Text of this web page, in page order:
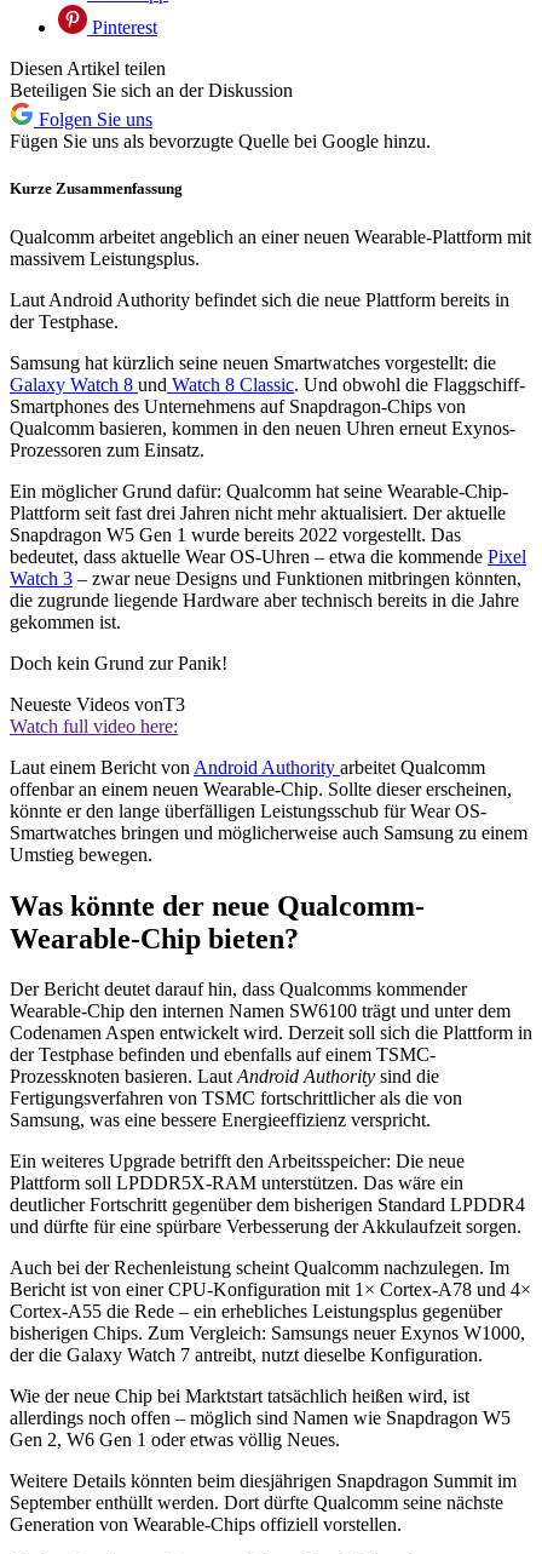
Pinterest
Diesen Artikel teilen
Beteiligen Sie sich an der Diskussion
Folgen Sie uns
Fügen Sie uns als bevorzugte Quelle bei Google hinzu.
Kurze Zusammenfassung
Qualcomm arbeitet angeblich an einer neuen Wearable-Plattform mit
massivem Leistungsplus.
Laut Android Authority befindet sich die neue Plattform bereits in
der Testphase.
Samsung hat kürzlich seine neuen Smartwatches vorgestellt: die
Galaxy Watch 8 und Watch 8 Classic. Und obwohl die Flaggschiff-
Smartphones des Unternehmens auf Snapdragon-Chips von
Qualcomm basieren, kommen in den neuen Uhren erneut Exynos-
Prozessoren zum Einsatz.
Ein möglicher Grund dafür: Qualcomm hat seine Wearable-Chip-
Plattform seit fast drei Jahren nicht mehr aktualisiert. Der aktuelle
Snapdragon W5 Gen 1 wurde bereits 2022 vorgestellt. Das
bedeutet, dass aktuelle Wear OS-Uhren – etwa die kommende Pixel
Watch 3 – zwar neue Designs und Funktionen mitbringen könnten,
die zugrunde liegende Hardware aber technisch bereits in die Jahre
gekommen ist.
Doch kein Grund zur Panik!
Neueste Videos vonT3
Watch full video here:
Laut einem Bericht von Android Authority arbeitet Qualcomm
offenbar an einem neuen Wearable-Chip. Sollte dieser erscheinen,
könnte er den lange überfälligen Leistungsschub für Wear OS-
Smartwatches bringen und möglicherweise auch Samsung zu einem
Umstieg bewegen.
Was könnte der neue Qualcomm-
Wearable-Chip bieten?
Der Bericht deutet darauf hin, dass Qualcomms kommender
Wearable-Chip den internen Namen SW6100 trägt und unter dem
Codenamen Aspen entwickelt wird. Derzeit soll sich die Plattform in
der Testphase befinden und ebenfalls auf einem TSMC-
Prozessknoten basieren. LautAndroid Authority sind die
Fertigungsverfahren von TSMC fortschrittlicher als die von
Samsung, was eine bessere Energieeffizienz verspricht.
Ein weiteres Upgrade betrifft den Arbeitsspeicher: Die neue
Plattform soll LPDDR5X-RAM unterstützen. Das wäre ein
deutlicher Fortschritt gegenüber dem bisherigen Standard LPDDR4
und dürfte für eine spürbare Verbesserung der Akkulaufzeit sorgen.
Auch bei der Rechenleistung scheint Qualcomm nachzulegen. Im
Bericht ist von einer CPU-Konfiguration mit 1× Cortex-A78 und 4×
Cortex-A55 die Rede – ein erhebliches Leistungsplus gegenüber
bisherigen Chips. Zum Vergleich: Samsungs neuer Exynos W1000,
der die Galaxy Watch 7 antreibt, nutzt dieselbe Konfiguration.
Wie der neue Chip bei Marktstart tatsächlich heißen wird, ist
allerdings noch offen – möglich sind Namen wie Snapdragon W5
Gen 2, W6 Gen 1 oder etwas völlig Neues.
Weitere Details könnten beim diesjährigen Snapdragon Summit im
September enthüllt werden. Dort dürfte Qualcomm seine nächste
Generation von Wearable-Chips offiziell vorstellen.